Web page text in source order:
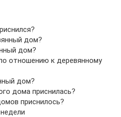
дом?
дом?
отношению к деревянному
дом?
дома приснилась?
приснилось?